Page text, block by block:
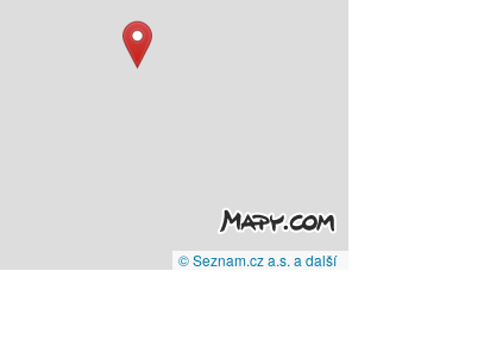
© Seznam.cz a.s. a další